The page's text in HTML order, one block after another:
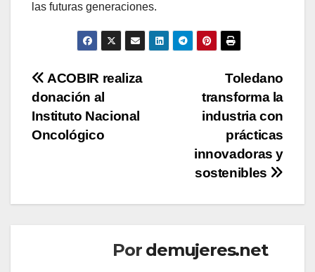
las futuras generaciones.
Navegación
de
entradas
Toledano
transforma la
industria con
prácticas
innovadoras y
sostenibles
ACOBIR realiza
donación al
Instituto Nacional
Oncológico
Por demujeres.net